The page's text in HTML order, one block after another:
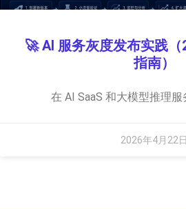
🚀 AI 服务灰度发布实践
指南）
在 AI SaaS 和大模型推理
2026年4月22日